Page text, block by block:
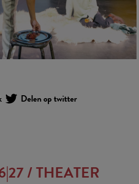
Delen op twitter
/THEATER